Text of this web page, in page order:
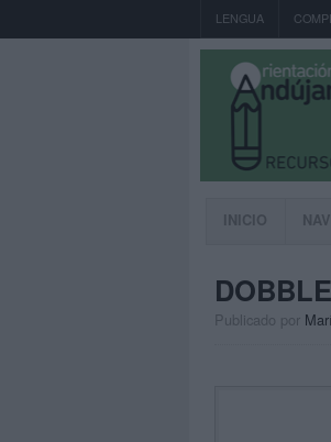
LENGUA
INICIO
Publicado por